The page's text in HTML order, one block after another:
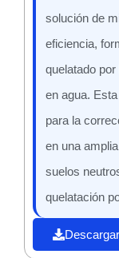
solución de
eficiencia,
quelatado
en agua.
para la
en una
suelos
quelatación